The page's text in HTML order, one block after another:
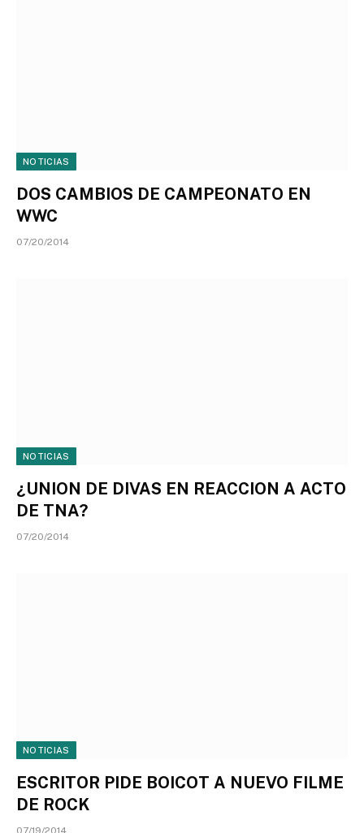
NOTICIAS
DOS CAMBIOS DE CAMPEONATO EN
WWC
07/20/2014
NOTICIAS
¿UNION DE DIVAS EN REACCION A ACTO
DE TNA?
07/20/2014
NOTICIAS
ESCRITOR PIDE BOICOT A NUEVO FILME
DE ROCK
07/19/2014